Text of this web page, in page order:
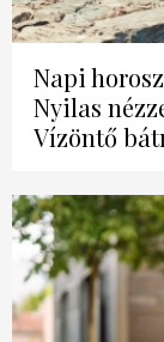
Napi
Nyilas
Vízöntő